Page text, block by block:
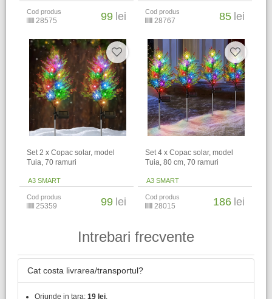
Cod produs
28575 99 lei Cod produs
28767 85 lei
Set 2 x Copac solar, model
Tuia, 70 ramuri
A3 SMART
Cod produs
25359 99 lei
Set 4 x Copac solar, model
Tuia, 80 cm, 70 ramuri
A3 SMART
Cod produs
28015 186 lei
Intrebari frecvente
Cat costa livrarea/transportul?
Oriunde in tara: 19 lei